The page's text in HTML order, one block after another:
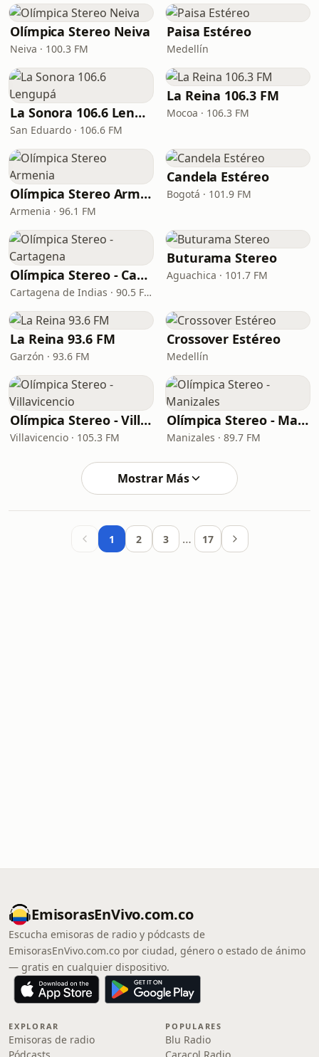
Olímpica Stereo Neiva
Neiva · 100.3 FM
Paisa Estéreo
Medellín
La Sonora 106.6 Lengupá
San Eduardo · 106.6 FM
La Reina 106.3 FM
Mocoa · 106.3 FM
Olímpica Stereo Armenia
Armenia · 96.1 FM
Candela Estéreo
Bogotá · 101.9 FM
Olímpica Stereo - Cartagena
Cartagena de Indias · 90.5 FM
Buturama Stereo
Aguachica · 101.7 FM
La Reina 93.6 FM
Garzón · 93.6 FM
Crossover Estéreo
Medellín
Olímpica Stereo - Villavicencio
Villavicencio · 105.3 FM
Olímpica Stereo - Manizales
Manizales · 89.7 FM
Mostrar Más
1 2 3 … 17
EmisorasEnVivo.com.co
Escucha emisoras de radio y pódcasts de
EmisorasEnVivo.com.co por ciudad, género o estado de ánimo
— gratis en cualquier dispositivo.
EXPLORAR
Emisoras de radio
POPULARES
Blu Radio